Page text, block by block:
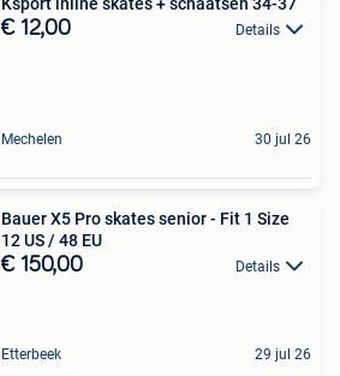
€ 12,00 Details
Mechelen 30 jul 26
Bauer X5 Pro skates senior - Fit 1 Size
12 US / 48 EU
€ 150,00 Details
Etterbeek 29 jul 26